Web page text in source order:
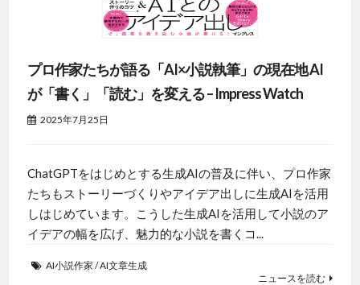
プロ作家たちが語る「AI×小説執筆」の現在地 AI
が「書く」「読む」を変える – Impress Watch
2025年7月25日
ChatGPTをはじめとする生成AIの普及に伴い、プロ作家
たちもストーリーづくりやアイデア出しに生成AIを活用
しはじめています。こうした生成AIを活用して小説のア
イデアの幅を広げ、魅力的な小説を書くコ...
AI小説作家 /AI文章生成
ニュースを読む